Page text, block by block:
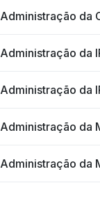
Administração da
Administração da
Administração da
Administração da
Administração da